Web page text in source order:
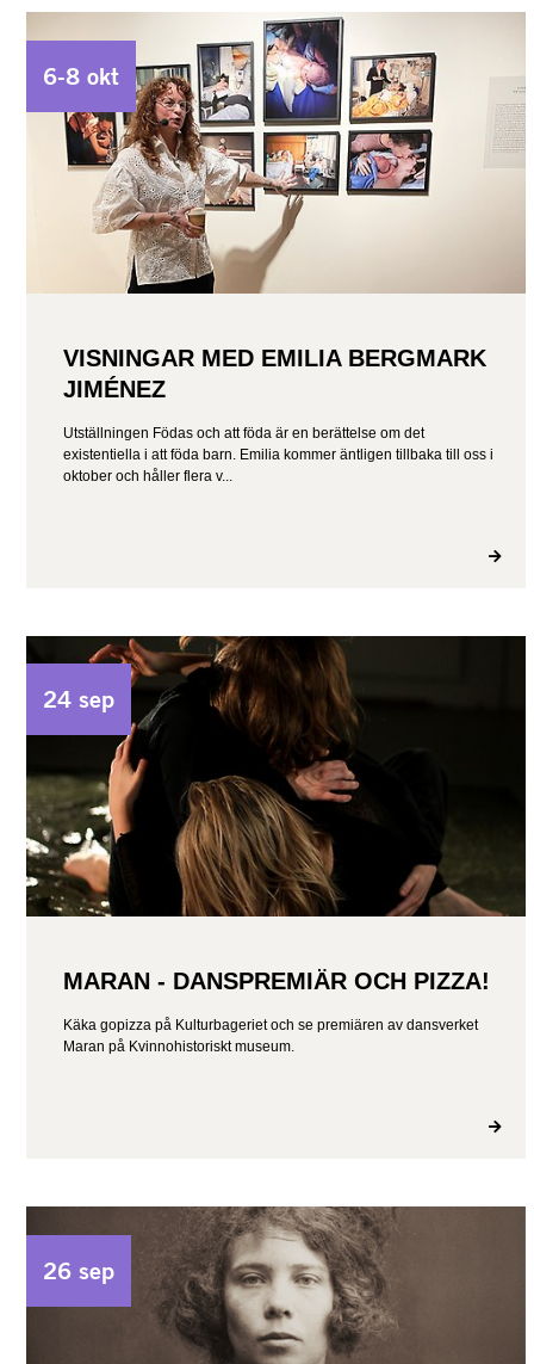
6-8 okt
VISNINGAR MED EMILIA BERGMARK
JIMÉNEZ
Utställningen Födas och att föda är en berättelse om det
existentiella i att föda barn. Emilia kommer äntligen tillbaka till oss i
oktober och håller flera v...
24 sep
MARAN - DANSPREMIÄR OCH PIZZA!
Käka gopizza på Kulturbageriet och se premiären av dansverket
Maran på Kvinnohistoriskt museum.
26 sep